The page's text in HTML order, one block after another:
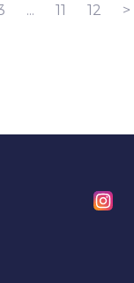
... 11 12 >